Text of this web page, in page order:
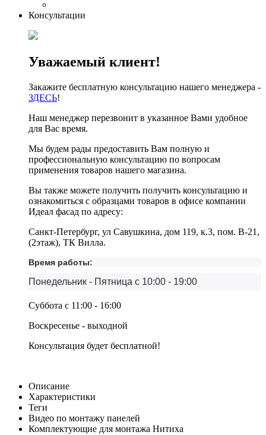
Консультации
Уважаемый клиент!
Закажите бесплатную консультацию нашего менеджера -
ЗДЕСЬ!
Наш менеджер перезвонит в указанное Вами удобное
для Вас время.
Мы будем рады предоставить Вам полную и
профессиональную консультацию по вопросам
применения товаров нашего магазина.
Вы также можете получить получить консультацию и
ознакомиться с образцами товаров в офисе компании
Идеал фасад по адресу:
Санкт-Петербург, ул Савушкина, дом 119, к.3, пом. В-21,
(2этаж), ТК Вилла.
Время работы:
Понедельник - Пятница с 10:00 - 19:00
Суббота с 11:00 - 16:00
Воскресенье - выходной
Консультация будет бесплатной!
Описание
Характеристики
Теги
Видео по монтажу панелей
Комплектующие для монтажа Нитиха